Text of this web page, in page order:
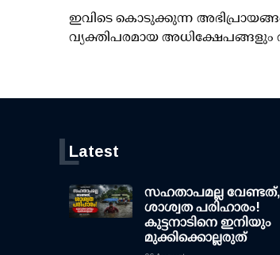
ഇവിടെ കൊടുക്കുന്ന
വ്യക്തിപരമായ
Latest
L
സഹതാപമല്ല വേണ്ടത്,
ശാശ്വത പരിഹാരം!
കുട്ടനാടിനെ ഇനിയും
മുക്കിക്കൊല്ലരുത്